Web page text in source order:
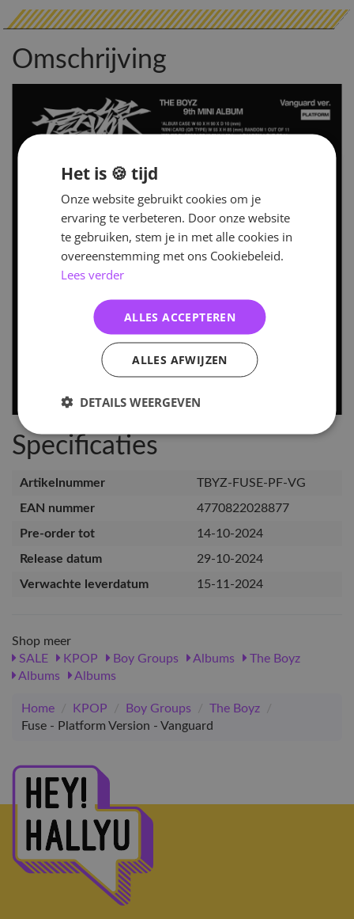
Omschrijving
Specificaties
Artikelnummer
TBYZ-FUSE-PF-VG
EAN nummer
4770822028877
Pre-order tot
14-10-2024
Release datum
29-10-2024
Verwachte leverdatum
15-11-2024
Shop meer
SALE
KPOP Boy Groups Albums
The Boyz
Albums
Albums
Home / KPOP / Boy Groups / The Boyz
/
Fuse - Platform Version - Vanguard
Het is 🍪 tijd
Onze website gebruikt cookies om je
ervaring te verbeteren. Door onze website
te gebruiken, stem je in met alle cookies in
overeenstemming met ons Cookiebeleid.
Lees verder
ALLES ACCEPTEREN
ALLES AFWIJZEN
DETAILS WEERGEVEN